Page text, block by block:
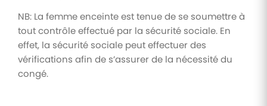
NB: La femme enceinte est tenue de se soumettre à
tout contrôle effectué par la sécurité sociale. En
effet, la sécurité sociale peut effectuer des
vérifications afin de s’assurer de la nécessité du
congé.